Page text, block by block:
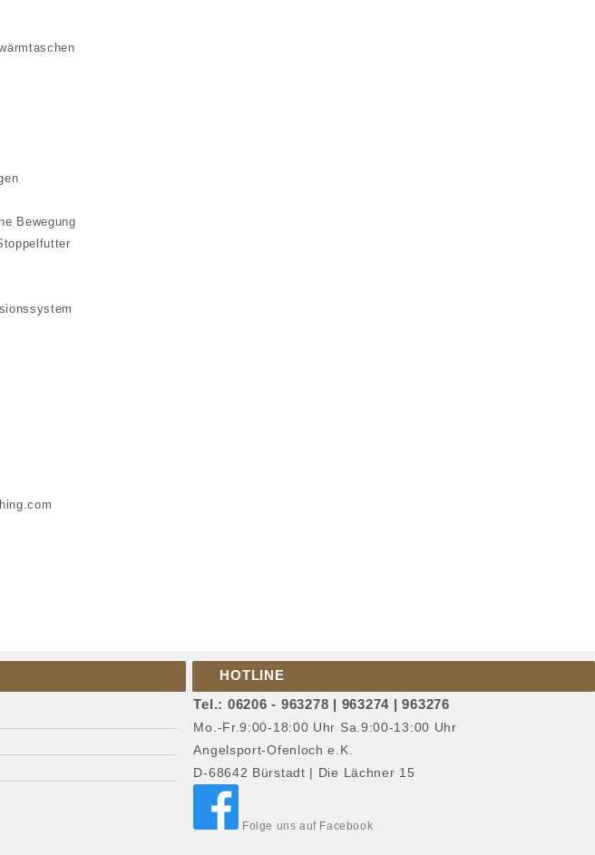
Bewegung
HOTLINE
Tel.: 06206 - 963278 | 963274 | 963276
Mo.-Fr.9:00-18:00 Uhr Sa.9:00-13:00 Uhr
Angelsport-Ofenloch e.K.
D-68642 Bürstadt | Die Lächner 15
Folge uns auf Facebook